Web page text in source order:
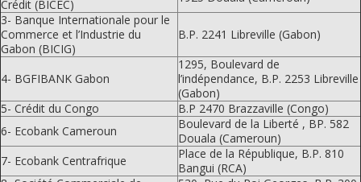
Crédit (BICEC)
3- Banque Internationale pour le
Commerce et l’Industrie du
Gabon (BICIG)
B.P. 2241 Libreville (Gabon)
4- BGFIBANK Gabon
1295, Boulevard de
l’indépendance, B.P. 2253 Libreville
(Gabon)
5- Crédit du Congo
B.P 2470 Brazzaville (Congo)
6- Ecobank Cameroun
Boulevard de la Liberté , BP. 582
Douala (Cameroun)
7- Ecobank Centrafrique
Place de la République, B.P. 810
Bangui (RCA)